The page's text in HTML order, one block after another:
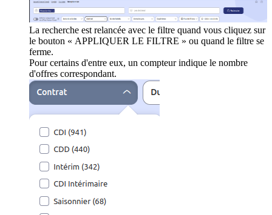
La recherche est relancée avec le filtre quand vous cliquez sur
le bouton « APPLIQUER LE FILTRE » ou quand le filtre se
ferme.
Pour certains d'entre eux, un compteur indique le nombre
d'offres correspondant.